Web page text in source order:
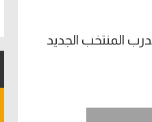
المنتخب الجديد